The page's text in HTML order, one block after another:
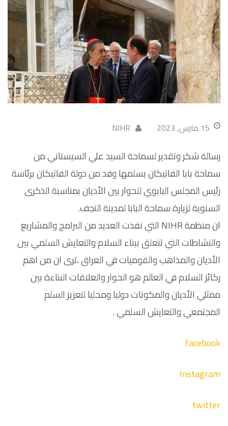
15 مارس, 2023 NIHR
رسالة شكر وتقدير لسماحة السيد علي السيستاني من
سماحة بابا الفاتيكان يسلمها وفد من دولة الفاتيكان برئاسة
رئيس المجلس البابوي للحوار بين الأديان بمناسبة الذكرى
السنوية لزيارة سماحة البابا لمدينة النجف.
ان منظمة NIHR التي نفذت العديد من البرامج والمشاريع
والنشاطات التي تتعلق ببناء السلام والتعايش السلمي بين
الأديان والمذاهب والقوميات في العراق ،ترى ان من اهم
ركائز السلام في العالم هو الحوار والعلاقات البناءة بين
ممثلي الأديان والمكونات دوليا ومحليا لتعزيز السلم
المجتمعي والتعايش السلمي .
facebook
Instagram
twitter